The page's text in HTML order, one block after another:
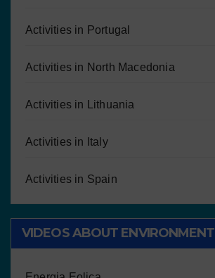
Activities in Portugal
Activities in North Macedonia
Activities in Lithuania
Activities in Italy
Activities in Spain
VIDEOS ABOUT ENVIRONMENT